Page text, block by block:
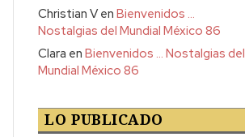
Christian VenBienvenidos …
Nostalgias del Mundial México 86
Clara enBienvenidos … Nostalgias del
Mundial México 86
LO PUBLICADO